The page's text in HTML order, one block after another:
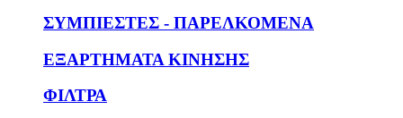
ΣΥΜΠΙΕΣΤΕΣ - ΠΑΡΕΛΚΟΜΕΝΑ
ΕΞΑΡΤΗΜΑΤΑ ΚΙΝΗΣΗΣ
ΦΙΛΤΡΑ